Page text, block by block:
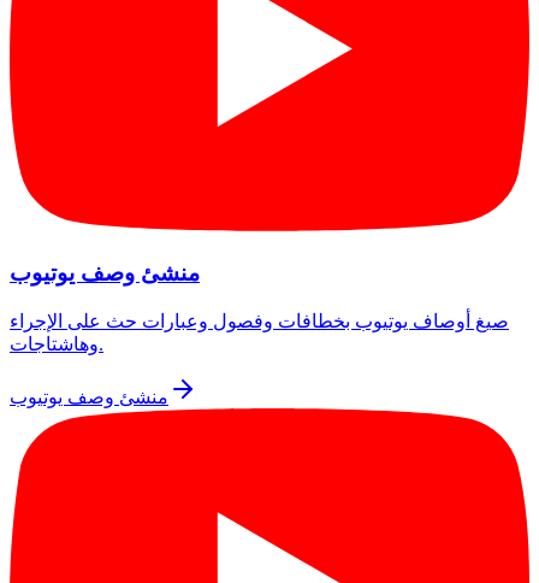
منشئ وصف يوتيوب
صيغ أوصاف يوتيوب بخطافات وفصول وعبارات حث على الإجراء
وهاشتاجات.
منشئ وصف يوتيوب